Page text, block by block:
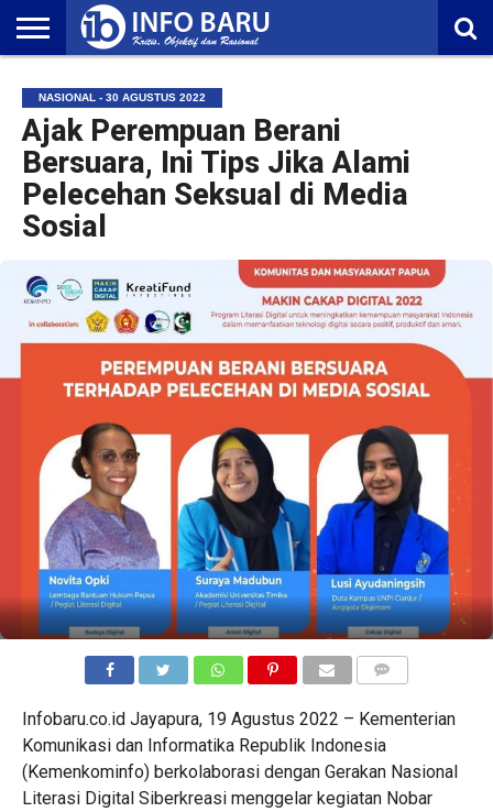
NASIONAL
AMBONIA
MALUKU
EKONOMI
POLITIK
OLAHRAGA
LIFESTYLE
REDAKSI
NASIONAL - 30 AGUSTUS 2022
Ajak Perempuan Berani
Bersuara, Ini Tips Jika Alami
Pelecehan Seksual di Media
Sosial
Infobaru.co.id Jayapura, 19 Agustus 2022 – Kementerian
Komunikasi dan Informatika Republik Indonesia
(Kemenkominfo) berkolaborasi dengan Gerakan Nasional
Literasi Digital Siberkreasi menggelar kegiatan Nobar